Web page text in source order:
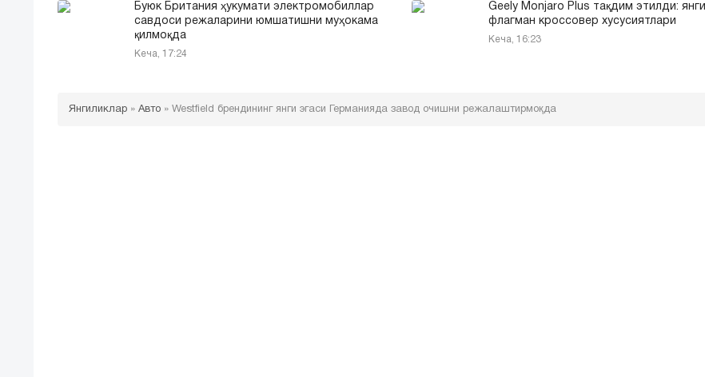
Буюк Британия ҳукумати электромобиллар
савдоси режаларини юмшатишни муҳокама
қилмоқда
Кеча, 17:24
Geely Monjaro Plus тақдим этилди: янги
флагман кроссовер хусусиятлари
Кеча, 16:23
Янгиликлар » Авто » Westfield брендининг янги эгаси Германияда завод очишни режалаштирмоқда